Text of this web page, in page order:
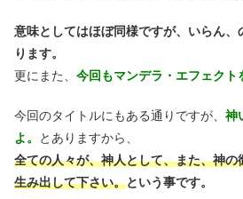
意味としてはほぼ同様ですが、いらん
ります。
更にまた、 今回もマンデラ・エフェクト
今回のタイトルにもある通りですが、 神
よ。
とありますから、
全ての人々が、神人として、また、神
生み出して下さい。という事です。